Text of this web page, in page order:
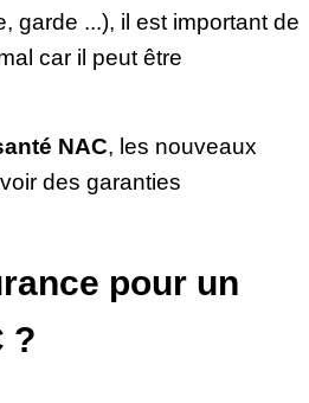
garde ...), il est important de
car il peut être
NAC, les nouveaux
des garanties
pour un
?